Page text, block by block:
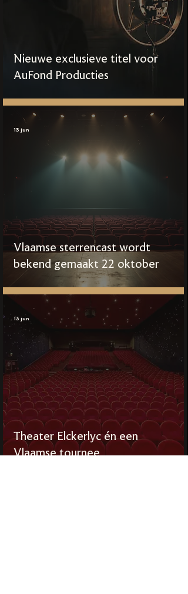
Nieuwe exclusieve titel voor
AuFond Producties
Vlaamse sterrencast wordt
bekend gemaakt 22 oktober
13 jun
Theater Elckerlyc én een
Vlaamse tournee
13 jun